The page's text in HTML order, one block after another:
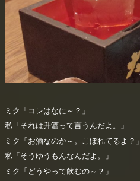
ミク「コレはなに～？」
私「それは升酒って言うんだよ。」
ミク「お酒なのか～。こぼれてるよ？」
私「そうゆうもんなんだよ。」
ミク「どうやって飲むの～？」